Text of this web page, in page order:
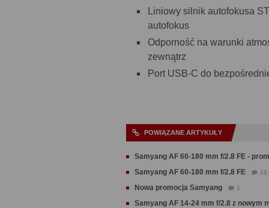
Liniowy silnik autofokusa
autofokus
Odporność na warunki
zewnątrz
Port USB-C do
POWIĄZANE ARTYKUŁY
Samyang AF 60-180 mm f/2.8 FE -
Samyang AF 60-180 mm f/2.8 FE
13
Nowa promocja Samyang 1
Samyang AF 14-24 mm f/2.8 z nowym